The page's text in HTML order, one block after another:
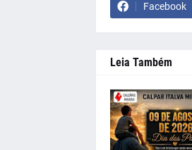
Facebook
Leia Também